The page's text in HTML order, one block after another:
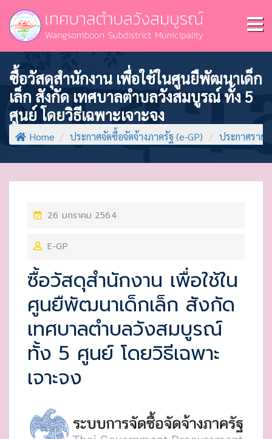
ซื้อวัสดุสำนักงาน เพื่อใช้ในศูนยืพัฒนาเด็ก
เล็ก สังกัด เทศบาลตำบลวังสมบูรณ์ ทั้ง 5
ศูนย์ โดยวิธีเฉพาะเจาะจง
Home / ประกาศจัดซื้อจัดจ้างภาครัฐ (e-GP) / ประกาศราย
P
S
E
D
N
26 มกราคม 2564
E-GP
ซื้อวัสดุสำนักงาน เพื่อใช้ใน
ศูนยืพัฒนาเด็กเล็ก สังกัด
เทศบาลตำบลวังสมบูรณ์
ทั้ง 5 ศูนย์ โดยวิธีเฉพาะ
เจาะจง